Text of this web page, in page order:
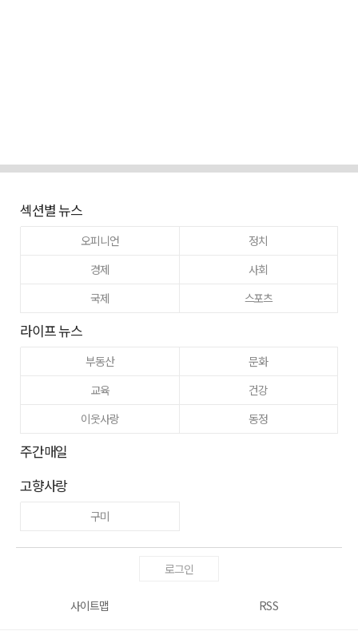
섹션별 뉴스
오피니언
정치
경제
사회
국제
스포츠
라이프 뉴스
부동산
문화
교육
건강
이웃사랑
동정
주간매일
고향사랑
구미
로그인
사이트맵 RSS